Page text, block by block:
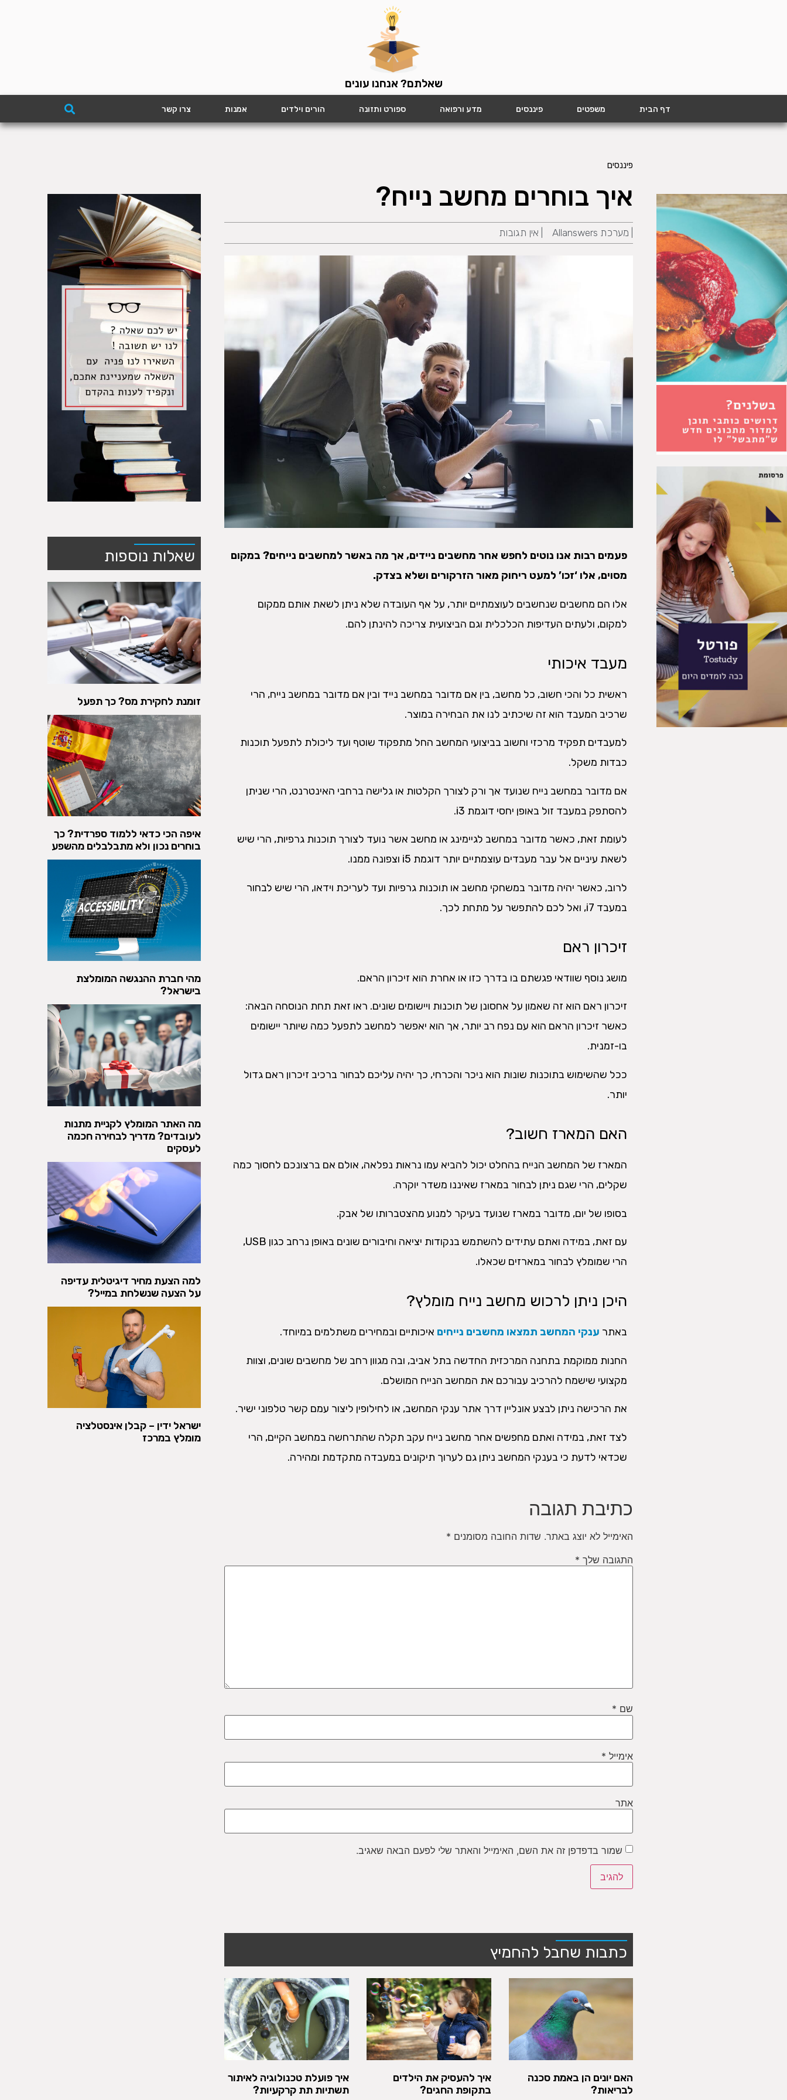
שאלתם? אנחנו עונים
דף הבית משפטים פיננסים מדע ורפואה ספורט ותזונה הורים וילדים אמנות צרו קשר
פיננסים
איך בוחרים מחשב נייח?
מערכת Allanswers אין תגובות
פעמים רבות אנו נוטים לחפש אחר מחשבים ניידים, אך מה באשר למחשבים נייחים? במקום
מסוים, אלו ‘זכו’ למעט ריחוק מאור הזרקורים ושלא בצדק.
אלו הם מחשבים שנחשבים לעוצמתיים יותר, על אף העובדה שלא ניתן לשאת אותם ממקום
למקום, ולעתים העדיפות הכלכלית וגם הביצועית צריכה להינתן להם.
מעבד איכותי
ראשית כל והכי חשוב, כל מחשב, בין אם מדובר במחשב נייד ובין אם מדובר במחשב נייח, הרי
שרכיב המעבד הוא זה שיכתיב לנו את הבחירה במוצר.
למעבדים תפקיד מרכזי וחשוב בביצועי המחשב החל מתפקוד שוטף ועד ליכולת לתפעל תוכנות
כבדות משקל.
אם מדובר במחשב נייח שנועד אך ורק לצורך הקלטות או גלישה ברחבי האינטרנט, הרי שניתן
להסתפק במעבד זול באופן יחסי דוגמת i3.
לעומת זאת, כאשר מדובר במחשב לגיימינג או מחשב אשר נועד לצורך תוכנות גרפיות, הרי שיש
לשאת עיניים אל עבר מעבדים עוצמתיים יותר דוגמת i5 וצפונה ממנו.
לרוב, כאשר יהיה מדובר במשחקי מחשב או תוכנות גרפיות ועד לעריכת וידאו, הרי שיש לבחור
במעבד i7, ואל לכם להתפשר על מתחת לכך.
זיכרון ראם
מושג נוסף שוודאי פגשתם בו בדרך כזו או אחרת הוא זיכרון הראם.
זיכרון ראם הוא זה שאמון על אחסונן של תוכנות ויישומים שונים. ראו זאת תחת הנוסחה הבאה:
כאשר זיכרון הראם הוא עם נפח רב יותר, אך הוא יאפשר למחשב לתפעל כמה שיותר יישומים
בו-זמנית.
ככל שהשימוש בתוכנות שונות הוא ניכר והכרחי, כך יהיה עליכם לבחור ברכיב זיכרון ראם גדול
יותר.
האם המארז חשוב?
המארז של המחשב הנייח בהחלט יכול להביא עמו נראות נפלאה, אולם אם ברצונכם לחסוך כמה
שקלים, הרי שגם ניתן לבחור במארז שאיננו משדר יוקרה.
בסופו של יום, מדובר במארז שנועד בעיקר למנוע מהצטברותו של אבק.
עם זאת, במידה ואתם עתידים להשתמש בנקודות יציאה וחיבורים שונים באופן נרחב כגון USB,
הרי שמומלץ לבחור במארזים שכאלו.
היכן ניתן לרכוש מחשב נייח מומלץ?
באתר ענקי המחשב תמצאו מחשבים נייחים איכותיים ובמחירים משתלמים במיוחד.
החנות ממוקמת בתחנה המרכזית החדשה בתל אביב, ובה מגוון רחב של מחשבים שונים, וצוות
מקצועי שישמח להרכיב עבורכם את המחשב הנייח המושלם.
את הרכישה ניתן לבצע אונליין דרך אתר ענקי המחשב, או לחילופין ליצור עמם קשר טלפוני ישיר.
לצד זאת, במידה ואתם מחפשים אחר מחשב נייח עקב תקלה שהתרחשה במחשב הקיים, הרי
שכדאי לדעת כי בענקי המחשב ניתן גם לערוך תיקונים במעבדה מתקדמת ומהירה.
כתיבת תגובה
האימייל לא יוצג באתר. שדות החובה מסומנים *
התגובה שלך *
שם *
אימייל *
אתר
שמור בדפדפן זה את השם, האימייל והאתר שלי לפעם הבאה שאגיב.
כתבות שחבל להחמיץ
האם יונים הן באמת סכנה
לבריאות?
איך להעסיק את הילדים
בתקופת החגים?
איך פועלת טכנולוגיה לאיתור
תשתיות תת קרקעיות?
שאלות נוספות
זומנת לחקירת מס? כך תפעל
איפה הכי כדאי ללמוד ספרדית? כך
בוחרים נכון ולא מתבלבלים מהשפע
מהי חברת ההנגשה המומלצת
בישראל?
מה האתר המומלץ לקניית מתנות
לעובדים? מדריך לבחירה חכמה
לעסקים
למה הצעת מחיר דיגיטלית עדיפה
על הצעה שנשלחת במייל?
ישראל ידין – קבלן אינסטלציה
מומלץ במרכז